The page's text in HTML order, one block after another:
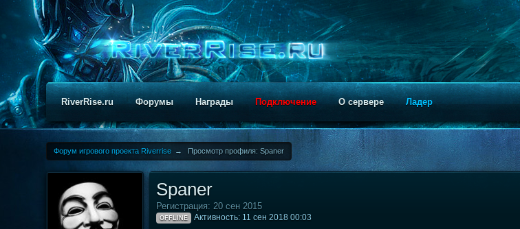
RiverRise.ru Форумы Награды Подключение О сервере Ладер
Форум игрового проекта Riverrise → Просмотр профиля: Spaner
Spaner
Регистрация: 20 сен 2015
OFFLINE Активность: 11 сен 2018 00:03